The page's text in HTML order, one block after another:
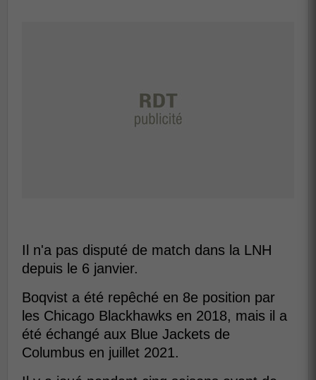
Il n'a pas disputé de match dans la LNH
depuis le 6 janvier.
Boqvist a été repêché en 8e position par
les Chicago Blackhawks en 2018, mais il a
été échangé aux Blue Jackets de
Columbus en juillet 2021.